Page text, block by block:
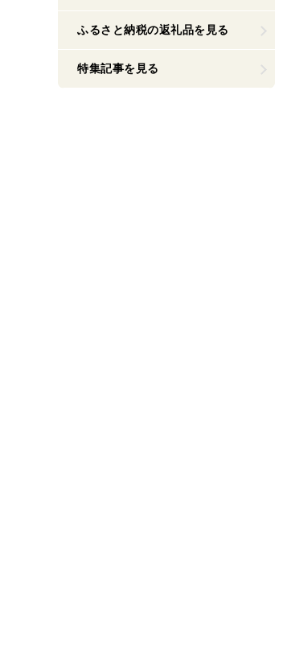
ふるさと納税の返礼品を見る
特集記事を見る